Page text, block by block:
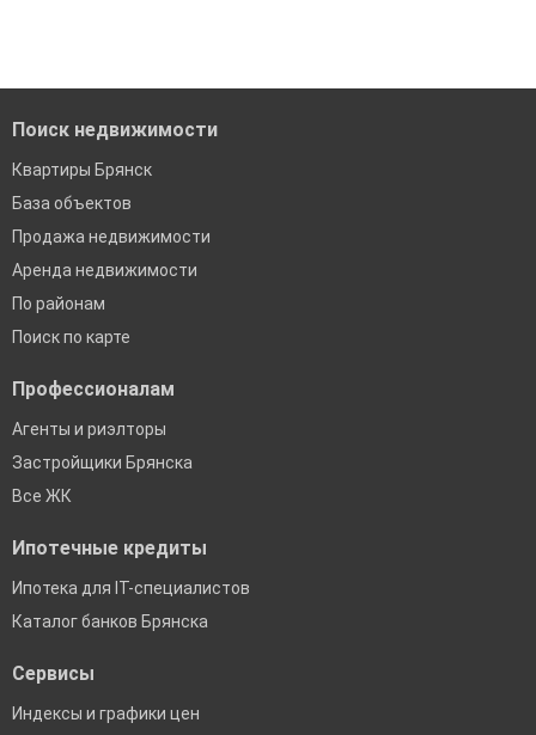
Поиск недвижимости
Квартиры Брянск
База объектов
Продажа недвижимости
Аренда недвижимости
По районам
Поиск по карте
Профессионалам
Агенты и риэлторы
Застройщики Брянска
Все ЖК
Ипотечные кредиты
Ипотека для IT-специалистов
Каталог банков Брянска
Сервисы
Индексы и графики цен